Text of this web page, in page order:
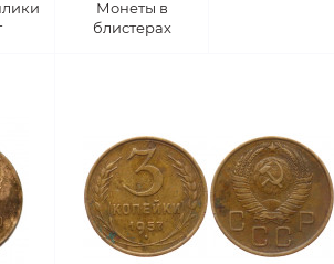
Монеты в
блистерах